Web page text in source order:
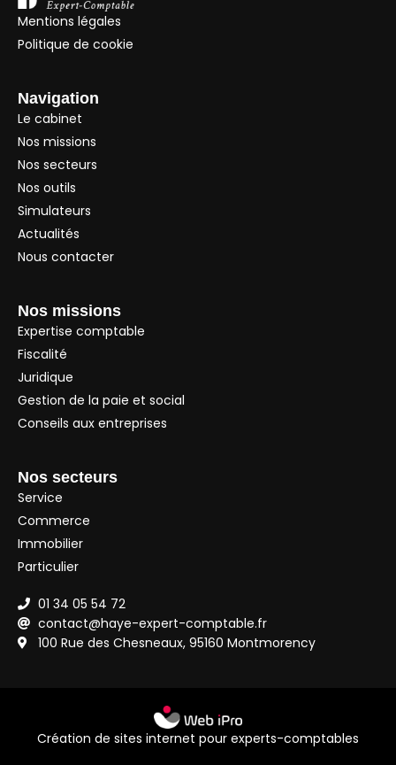
Mentions légales
Politique de cookie
Navigation
Le cabinet
Nos missions
Nos secteurs
Nos outils
Simulateurs
Actualités
Nous contacter
Nos missions
Expertise comptable
Fiscalité
Juridique
Gestion de la paie et social
Conseils aux entreprises
Nos secteurs
Service
Commerce
Immobilier
Particulier
01 34 05 54 72
contact@haye-expert-comptable.fr
100 Rue des Chesneaux, 95160 Montmorency
Création de sites internet pour experts-comptables